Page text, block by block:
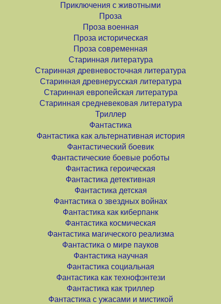
Приключения с животными
Проза
Проза военная
Проза историческая
Проза современная
Старинная литература
Старинная древневосточная литература
Старинная древнерусская литература
Старинная европейская литература
Старинная средневековая литература
Триллер
Фантастика
Фантастика как альтернативная история
Фантастический боевик
Фантастические боевые роботы
Фантастика героическая
Фантастика детективная
Фантастика детская
Фантастика о звездных войнах
Фантастика как киберпанк
Фантастика космическая
Фантастика магического реализма
Фантастика о мире пауков
Фантастика научная
Фантастика социальная
Фантастика как технофэнтези
Фантастика как триллер
Фантастика с ужасами и мистикой